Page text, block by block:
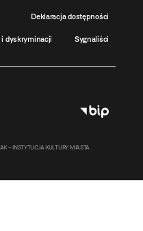
Deklaracja dostępności
i dyskryminacji Sygnaliści
– INSTYTUCJA KULTURY MIASTA